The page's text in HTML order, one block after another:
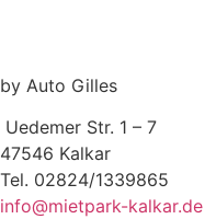
by Auto Gilles
Uedemer Str. 1 – 7
47546 Kalkar
Tel. 02824/1339865
info@mietpark-kalkar.de